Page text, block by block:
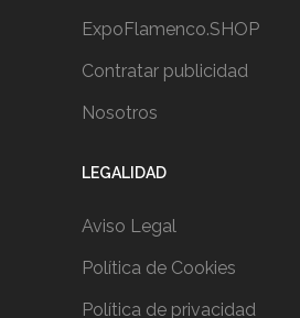
ExpoFlamenco.SHOP
Contratar publicidad
Nosotros
LEGALIDAD
Aviso Legal
Política de Cookies
Política de privacidad